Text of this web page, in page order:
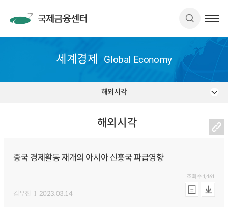
세계경제 Global Economy
해외시각
해외시각
중국 경제활동 재개의 아시아 신흥국 파급영향
김우진 2023.03.14
조회수 1,461